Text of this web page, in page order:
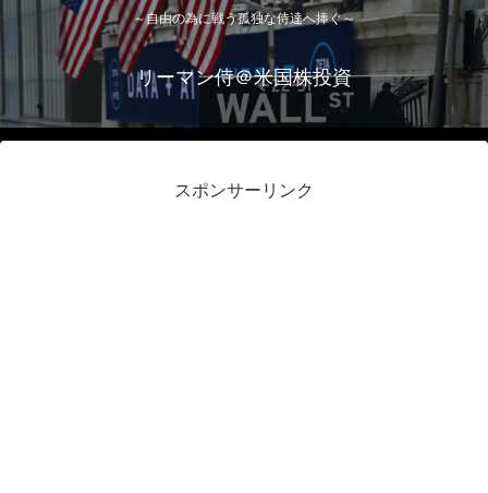
～自由の為に戦う孤独な侍達へ捧ぐ～
リーマン侍＠米国株投資
スポンサーリンク